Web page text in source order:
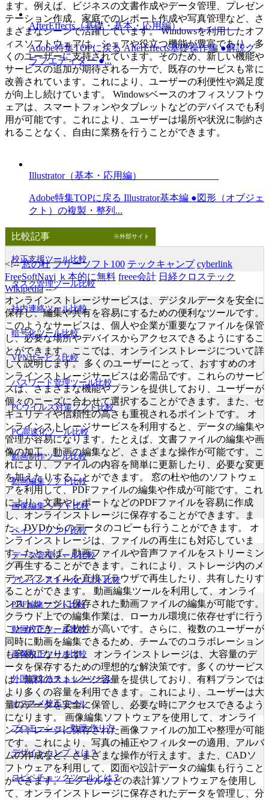
ます。例えば、ビジネスの文書作成やデータ管理、プレゼン
テーション作成、家庭でのレポート作成や写真管理など、さ
まざまなシーンで活躍しています。 Windowsを利用したオフ
ィスソフトウェアは、シェアや役立つ機能が豊富であり、多
くのユーザーに支持されています。そのため、新しい機能や
サービスの追加が期待される一方で、既存のサービスも常に
改善されています。これにより、ユーザーの利便性や満足度
が向上し続けています。 Windowsベースのオフィスソフトウ
ェアは、スマートフォンやタブレットなどのデバイスでも利
用が可能です。これにより、ユーザーは場所や状況に制約さ
れることなく、自由に業務を行うことができます。
<!--窓の杜 フリーソフト100 テックキャンプ cyberlink
FreeSoftNavi ｋ本的に無料 freee会計 日経クロステック
Wikipedia-->
オンラインストレージサービスは、デジタルデータを安全に
保存し、編集や共有を容易にするための便利なツールです。
このようなサービスは、個人や企業が重要なファイルを保管
し、必要な場所やデバイスからアクセスできるようにするこ
とができます。ここでは、オンラインストレージについて詳
しく説明します。 多くのユーザーにとって、おすすめのオ
ンラインストレージサービスは必需品です。これらのサービ
スは、さまざまな機能やプランを提供しており、ユーザーが
個々のニーズに合わせて選択することができます。また、セ
キュリティや信頼性の高さも重視されるポイントです。 オ
ンラインストレージサービスを利用すると、データの編集や
管理が容易になります。たとえば、文書ファイルの編集や画
像の加工、動画の編集など、さまざまな操作が可能です。こ
れにより、ファイルの内容を簡単に更新したり、必要な変更
を加えたりすることができます。 窓の杜や他のソフトウェ
アを利用して、PDFファイルの編集や作成が可能です。これ
により、文書やレポートなどのPDFファイルを容易に作成
し、オンラインストレージに保存することができます。ま
た、DVDからのデータのコピーも行うことができます。 オ
ンラインストレージは、ファイルの再生にも対応していま
す。たとえば、動画ファイルや音声ファイルをストリーミン
グ再生することができます。これにより、ストレージ内のメ
ディアファイルを直接ブラウザで再生したり、共有したりす
ることができます。 動画編集ツールを利用して、オンライ
ンストレージに保存された動画ファイルの編集が可能です。
クラウド上での編集作業は、ローカル環境に依存せずに行う
ことができ、柔軟性が高いです。さらに、複数のユーザーが
同時に動画を編集できるため、チームでのコラボレーション
も容易になります。 オンラインストレージは、大容量のデ
ータを保存するための理想的な解決策です。多くのサービス
は、無料のストレージ容量を提供しており、有料プランでは
より多くの容量を利用できます。これにより、ユーザーは大
量のデータを安全に保管し、必要な時にアクセスできるよう
になります。 画像編集ソフトウェアを使用して、オンライ
ンストレージに保存された画像ファイルの加工や整理が可能
です。これにより、写真の補正やフィルターの適用、アルバ
ムの作成など、さまざまな操作が行えます。また、CADソ
フトウェアを利用して、図面や設計データの編集も行うこと
ができます。 エクセルなどの表計算ソフトウェアを使用し
て、オンラインストレージに保存されたデータを管理し、分
AfterEffects（基礎・基本・応用編）
Adobe特集TOPに戻る AfterEffects基礎操作編 ●解説グ
ラフエディター ●...
Illustrator（基本・応用編）
Adobe特集TOPに戻る Illustrator基本編 ●図形（オブジェ
クト）の複製・整列...
比較記事 ※外部サイト
校正支援ツール比較
タスク管理ツール比較
社内連絡ツール比較
暗号化ツール比較
VPNサービス比較
パスワード管理ツール比較
PCウイルス対策ソフト比較
PC高速化ツール比較
動画制作ツール比較
動画編集ソフト比較
画像編集 ソフト比較
ペイントソフト比較
データ管理ツール比較
アンインストールソフト比較
PDF編集ソフト比較
動画校正ツール比較
画像校正ツール比較
外国語文法チェックツール
オススメ校正ツール
プロモーション動画 作り方
デザインカンプ とは？
コピペチェックツールとは？